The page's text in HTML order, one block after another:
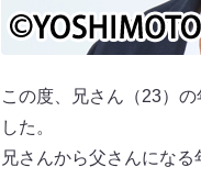
この度、兄さん（23）
した。
兄さんから父さんにな